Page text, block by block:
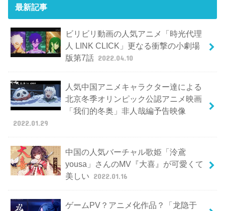
最新記事
ビリビリ動画の人気アニメ「時光代理
人 LINK CLICK」更なる衝撃の小劇場
版第7話 2022.04.10
人気中国アニメキャラクター達による
北京冬季オリンピック公認アニメ映画
「我们的冬奥」非人哉編予告映像
2022.01.29
中国の人気バーチャル歌姫「泠鳶
yousa」さんのMV『大喜』が可愛くて
美しい 2022.01.16
ゲームPV？アニメ化作品？「龙隐于